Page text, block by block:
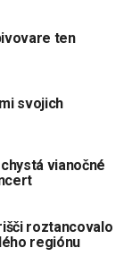
ten
svojich
vianočné
roztancovalo
regiónu